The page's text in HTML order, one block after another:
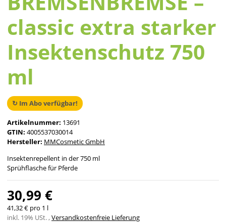
classic extra starker
Insektenschutz 750
ml
↻ Im Abo verfügbar!
Artikelnummer: 13691
GTIN: 4005537030014
Hersteller: MMCosmetic GmbH
Insektenrepellent in der 750 ml
Sprühflasche für Pferde
30,99 €
41,32 € pro 1 l
inkl. 19% USt. ,Versandkostenfreie Lieferung